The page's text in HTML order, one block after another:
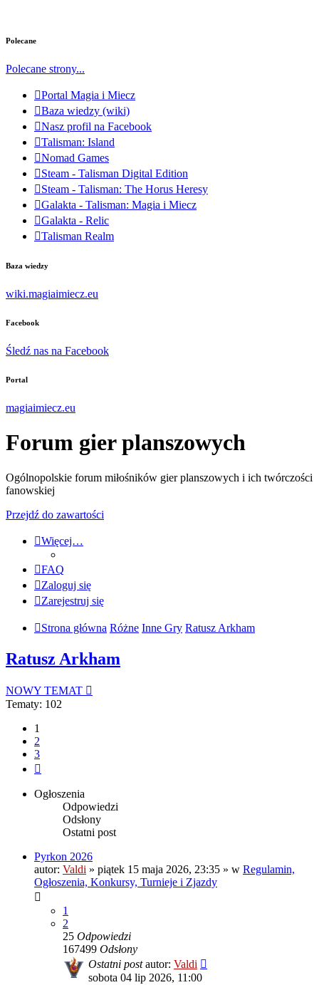
Polecane
Polecane strony...
Portal Magia i Miecz
Baza wiedzy (wiki)
Nasz profil na Facebook
Talisman: Island
Nomad Games
Steam - Talisman Digital Edition
Steam - Talisman: The Horus Heresy
Galakta - Talisman: Magia i Miecz
Galakta - Relic
Talisman Realm
Baza wiedzy
wiki.magiaimiecz.eu
Facebook
Śledź nas na Facebook
Portal
magiaimiecz.eu
Forum gier planszowych
Ogólnopolskie forum miłośników gier planszowych i ich twórczości
fanowskiej
Przejdź do zawartości
Więcej…
FAQ
Zaloguj się
Zarejestruj się
Strona główna Różne Inne Gry Ratusz Arkham
Ratusz Arkham
NOWY TEMAT
Tematy: 102
1
2
3
Ogłoszenia
Odpowiedzi
Odsłony
Ostatni post
Pyrkon 2026
autor: Valdi » piątek 15 maja 2026, 23:35 » w Regulamin,
Ogłoszenia, Konkursy, Turnieje i Zjazdy
1
2
25 Odpowiedzi
167499 Odsłony
Ostatni postautor: Valdi
sobota 04 lip 2026, 11:00